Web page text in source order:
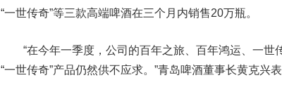
“一世传奇”等三款高端啤酒在三个月内销售20万瓶。
“在今年一季度，公司的百年之旅、百年鸿运、一世
“一世传奇”产品仍然供不应求。”青岛啤酒董事长黄克兴表